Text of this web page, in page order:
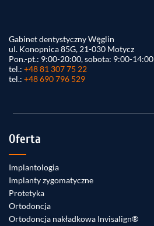
Gabinet dentystyczny Węglin
ul. Konopnica 85G, 21-030 Motycz
Pon.-pt.: 9:00-20:00, sobota: 9:00-14:00
tel.: +48 81 307 75 22
tel.: +48 690 796 529
Oferta
Implantologia
Implanty zygomatyczne
Protetyka
Ortodoncja
Ortodoncja nakładkowa Invisalign®